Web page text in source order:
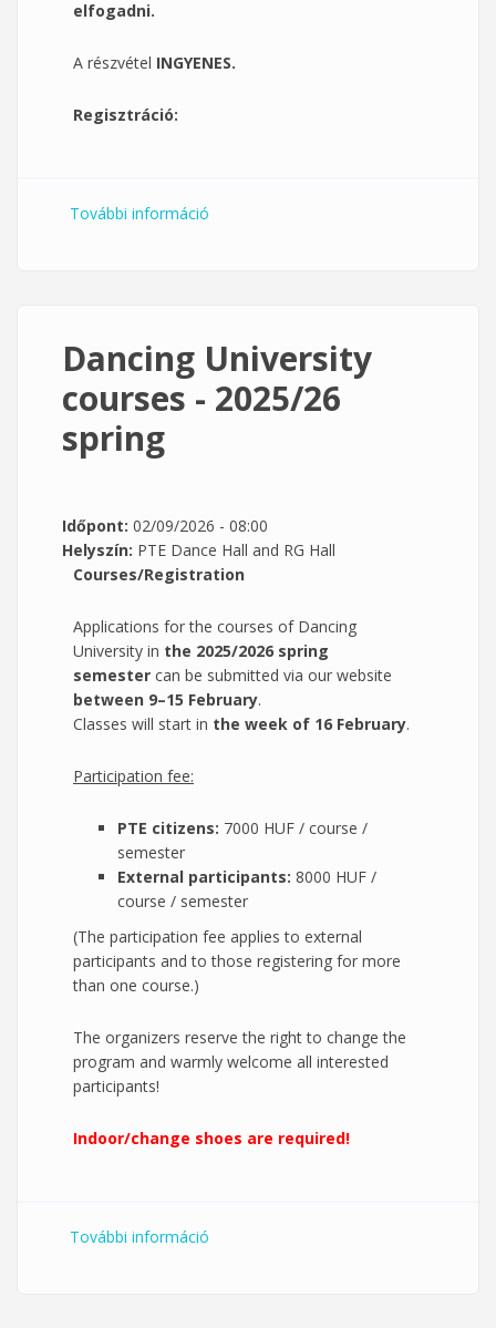
elfogadni.
A részvétel INGYENES.
Regisztráció:
További információ
Dancing University
courses - 2025/26
spring
Időpont: 02/09/2026 - 08:00
Helyszín: PTE Dance Hall and RG Hall
Courses/Registration
Applications for the courses of Dancing
University in the 2025/2026 spring
semester can be submitted via our website
between 9–15 February.
Classes will start in the week of 16 February.
Participation fee:
PTE citizens: 7000 HUF / course /
semester
External participants: 8000 HUF /
course / semester
(The participation fee applies to external
participants and to those registering for more
than one course.)
The organizers reserve the right to change the
program and warmly welcome all interested
participants!
Indoor/change shoes are required!
További információ